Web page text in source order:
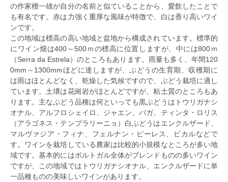
の作家檀一雄が自分の名前と似ていることから、愛飲したことで
も有名です。赤は力強く重厚な風味が特徴で、白は香り高いワイ
ンです。
この地域は標高の高い地域と盆地から構成されています。標準的
にワイン畑は400～500ｍの標高に位置しますが、中には800ｍ
（Serra da Estrela）のところもあります。雨量も多く、年間120
0mm～1300mmほどに達しますが、ぶどうの生育期、収穫期に
は雨はほとんどなく、乾燥した気候ですので、ぶどう栽培に適し
ています。土壌は花崗岩がほとんどですが、粘土質のところもあ
ります。主なぶどう品種は何といっても黒ぶどうはトウリガナシ
オナル、アルフロシェイロ、ジャエン、バガ、ティンタ・ロリス
（アラゴネス・テンプラリーニョ）白ぶどうはエンクルザード、
マルヴァジア・フィナ、フェルナン・ピーレス、ビカルなどで
す。ワインを栽培している農家は比較的小規模なところが多い地
域です。基本的にはポルトガル全体がブレンドものの多いワイン
ですが、この地域ではトウリガナシオナル、エンクルザードに単
一品種ものの美味しいワインがあります。